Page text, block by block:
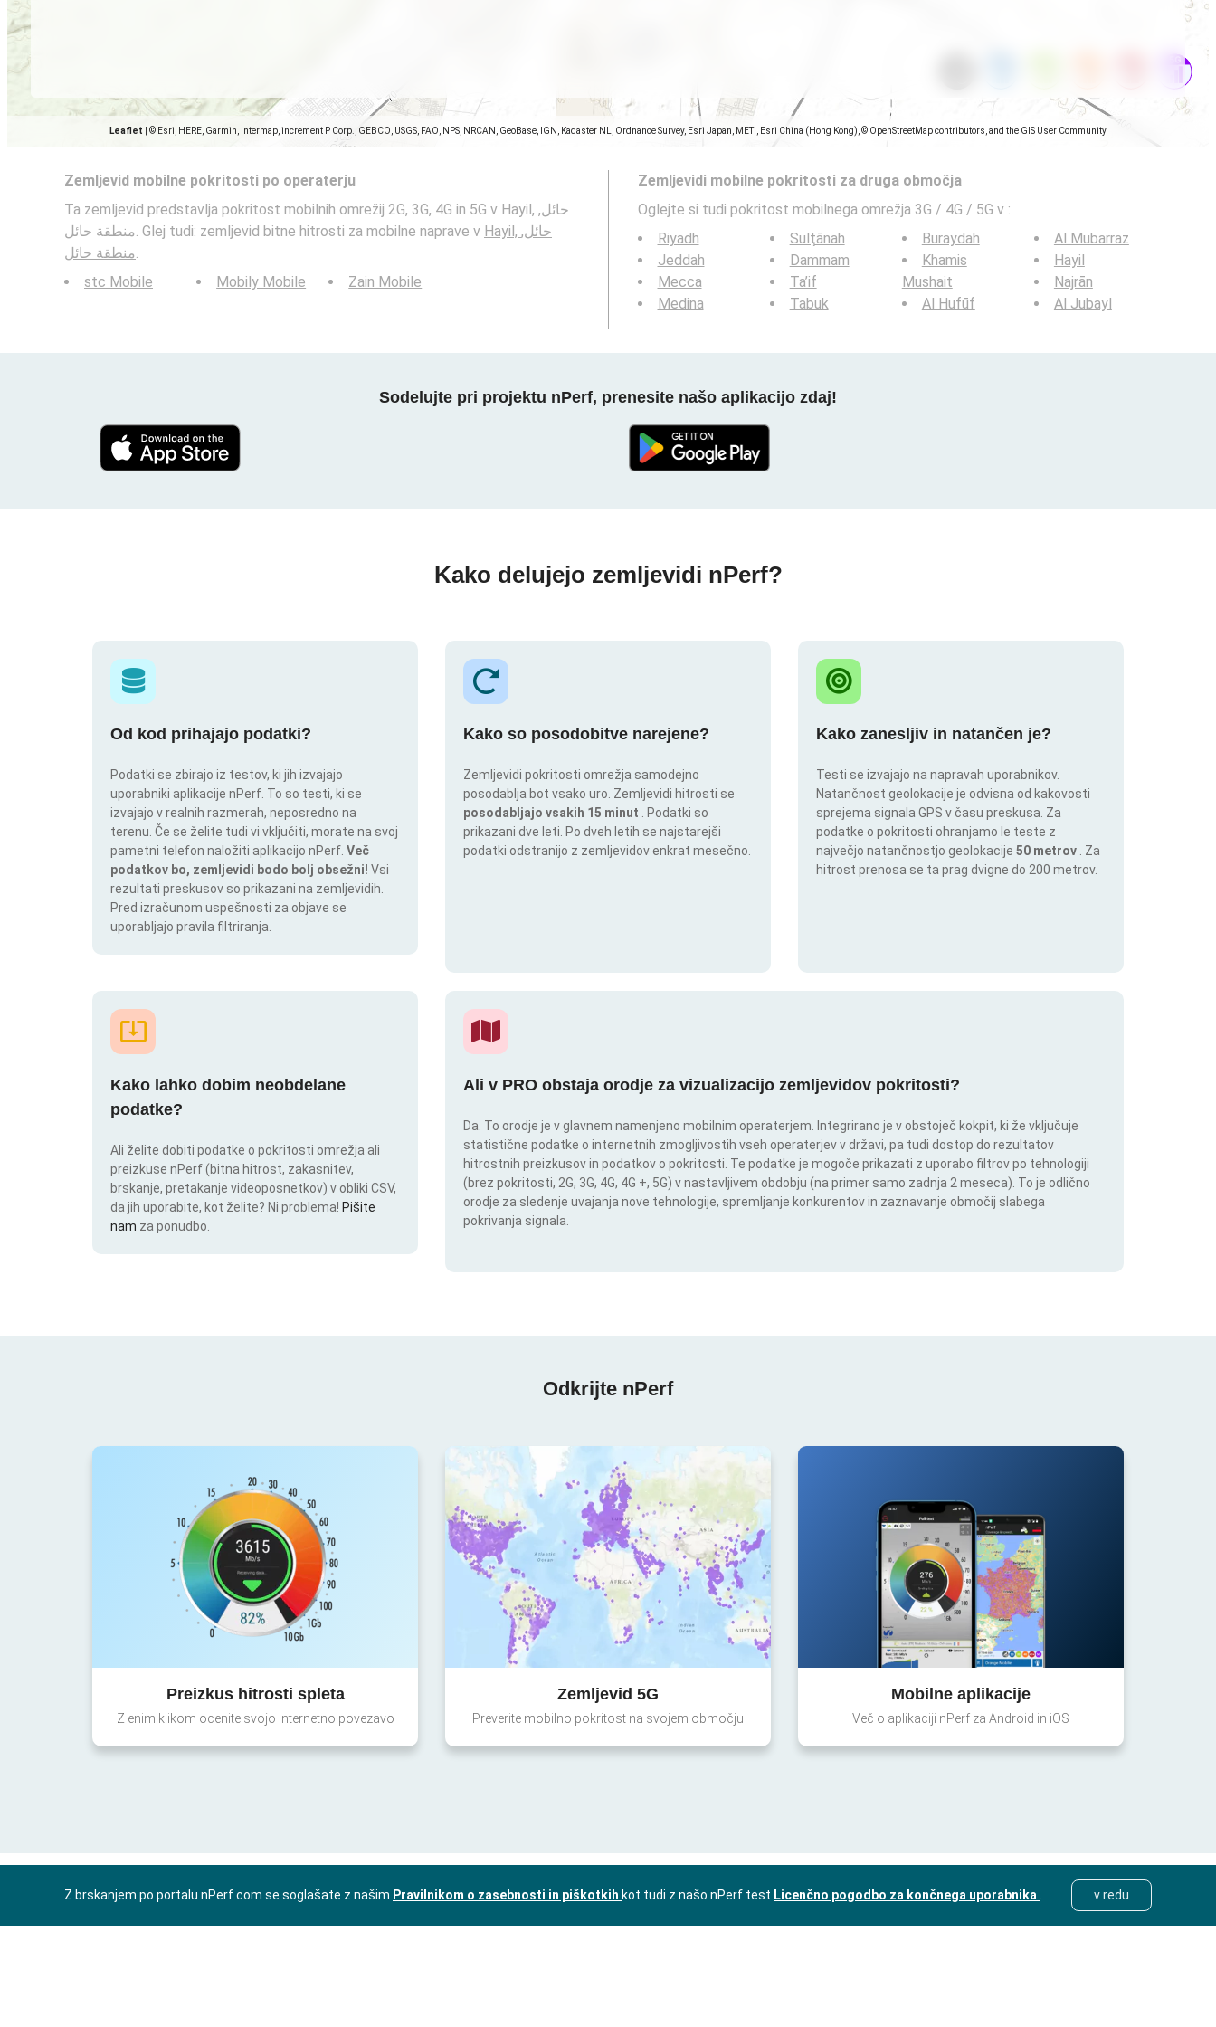
Leaflet © Esri, HERE, Garmin, Intermap, increment P Corp., GEBCO, USGS, FAO, NPS, NRCAN, GeoBase, IGN, Kadaster NL, Ordnance Survey, Esri Japan, METI, Esri China (Hong Kong), © OpenStreetMap contributors, and the GIS User Community
Zemljevid mobilne pokritosti po operaterju
Ta zemljevid predstavlja pokritost mobilnih omrežij 2G, 3G, 4G in 5G v Hayil, حائل,
منطقة حائل. Glej tudi: zemljevid bitne hitrosti za mobilne naprave v Hayil, حائل,
منطقة حائل.
stc Mobile
Mobily Mobile Zain Mobile
Zemljevidi mobilne pokritosti za druga območja
Oglejte si tudi pokritost mobilnega omrežja 3G / 4G / 5G v :
Riyadh
Jeddah
Mecca
Medina
Sulţānah
Dammam
Ta’if
Tabuk
Buraydah
Khamis
Mushait
Al Hufūf
Al Mubarraz
Hayil
Najrān
Al Jubayl
Sodelujte pri projektu nPerf, prenesite našo aplikacijo zdaj!
Kako delujejo zemljevidi nPerf?
Od kod prihajajo podatki?
Podatki se zbirajo iz testov, ki jih izvajajo
uporabniki aplikacije nPerf. To so testi, ki se
izvajajo v realnih razmerah, neposredno na
terenu. Če se želite tudi vi vključiti, morate na svoj
pametni telefon naložiti aplikacijo nPerf. Več
podatkov bo, zemljevidi bodo bolj obsežni! Vsi
rezultati preskusov so prikazani na zemljevidih.
Pred izračunom uspešnosti za objave se
uporabljajo pravila filtriranja.
Kako so posodobitve narejene?
Zemljevidi pokritosti omrežja samodejno
posodablja bot vsako uro. Zemljevidi hitrosti se
posodabljajo vsakih 15 minut
. Podatki so
prikazani dve leti. Po dveh letih se najstarejši
podatki odstranijo z zemljevidov enkrat mesečno.
Kako zanesljiv in natančen je?
Testi se izvajajo na napravah uporabnikov.
Natančnost geolokacije je odvisna od kakovosti
sprejema signala GPS v času preskusa. Za
podatke o pokritosti ohranjamo le teste z
največjo natančnostjo geolokacije 50 metrov
. Za
hitrost prenosa se ta prag dvigne do 200 metrov.
Kako lahko dobim neobdelane
podatke?
Ali želite dobiti podatke o pokritosti omrežja ali
preizkuse nPerf (bitna hitrost, zakasnitev,
brskanje, pretakanje videoposnetkov) v obliki CSV,
da jih uporabite, kot želite? Ni problema! Pišite
nam za ponudbo.
Ali v PRO obstaja orodje za vizualizacijo zemljevidov pokritosti?
Da. To orodje je v glavnem namenjeno mobilnim operaterjem. Integrirano je v obstoječ kokpit, ki že vključuje
statistične podatke o internetnih zmogljivostih vseh operaterjev v državi, pa tudi dostop do rezultatov
hitrostnih preizkusov in podatkov o pokritosti. Te podatke je mogoče prikazati z uporabo filtrov po tehnologiji
(brez pokritosti, 2G, 3G, 4G, 4G +, 5G) v nastavljivem obdobju (na primer samo zadnja 2 meseca). To je odlično
orodje za sledenje uvajanja nove tehnologije, spremljanje konkurentov in zaznavanje območij slabega
pokrivanja signala.
Odkrijte nPerf
Preizkus hitrosti spleta
Z enim klikom ocenite svojo internetno povezavo
Zemljevid 5G
Preverite mobilno pokritost na svojem območju
Mobilne aplikacije
Več o aplikaciji nPerf za Android in iOS
Z brskanjem po portalu nPerf.com se soglašate z našim Pravilnikom o zasebnosti in piškotkih kot tudi z našo nPerf test Licenčno pogodbo za končnega uporabnika v redu